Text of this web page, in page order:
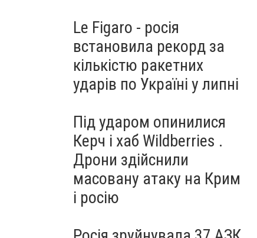
Le Figaro - росія
встановила рекорд за
кількістю ракетних
ударів по Україні у липні
Під ударом опинилися
Керч і хаб Wildberries .
Дрони здійснили
масовану атаку на Крим
і росію